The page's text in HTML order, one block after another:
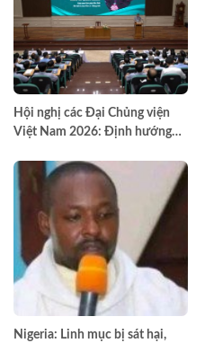
Hội nghị các Đại Chủng viện
Việt Nam 2026: Định hướng
Nigeria: Linh mục bị sát hại,